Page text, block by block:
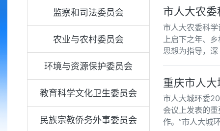
监察和司法委员会
农业与农村委员会
环境与资源保护委员会
教育科学文化卫生委员会
民族宗教侨务外事委员会
市人大农
市人大农委科
上启下之年、
思想为指导，深
重庆市人
市人大城环委
会议上发表的
作。”市人大城